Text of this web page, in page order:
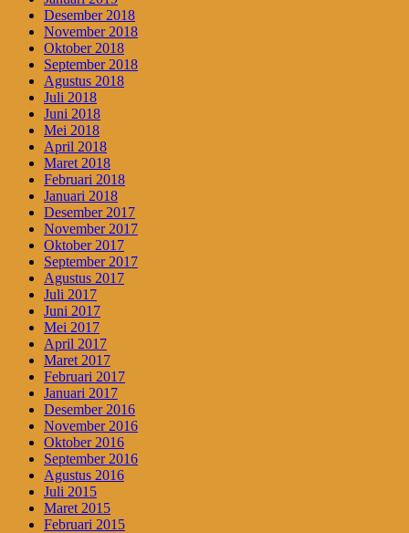
Desember 2018
November 2018
Oktober 2018
September 2018
Agustus 2018
Juli 2018
Juni 2018
Mei 2018
April 2018
Maret 2018
Februari 2018
Januari 2018
Desember 2017
November 2017
Oktober 2017
September 2017
Agustus 2017
Juli 2017
Juni 2017
Mei 2017
April 2017
Maret 2017
Februari 2017
Januari 2017
Desember 2016
November 2016
Oktober 2016
September 2016
Agustus 2016
Juli 2015
Maret 2015
Februari 2015